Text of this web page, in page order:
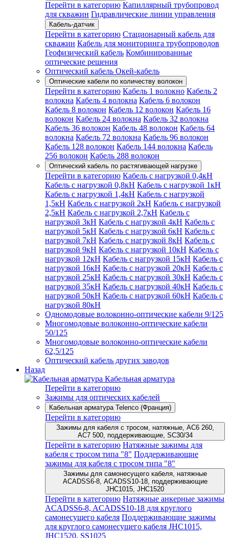
Перейти в категорию Капиллярный трубопровод
для скважин Гидравлические линии управления
Кабель-датчик
Перейти в категорию Стационарный кабель для
скважин Кабель для мониторинга трубопроводов
Геофизический кабель Комбинированные
оптические решения
Оптический кабель Окей-кабель
Оптические кабели по количеству волокон
Перейти в категорию Кабель 1 волокно Кабель 2
волокна Кабель 4 волокна Кабель 6 волокон
Кабель 8 волокон Кабель 12 волокон Кабель 16
волокон Кабель 24 волокна Кабель 32 волокна
Кабель 36 волокон Кабель 48 волокон Кабель 64
волокна Кабель 72 волокна Кабель 96 волокон
Кабель 128 волокон Кабель 144 волокна Кабель
256 волокон Кабель 288 волокон
Оптический кабель по растягивающей нагрузке
Перейти в категорию Кабель с нагрузкой 0,4кН
Кабель с нагрузкой 0,8кН Кабель с нагрузкой 1кН
Кабель с нагрузкой 1,4кН Кабель с нагрузкой
1,5кН Кабель с нагрузкой 2кН Кабель с нагрузкой
2,5кН Кабель с нагрузкой 2,7кН Кабель с
нагрузкой 3кН Кабель с нагрузкой 4кН Кабель с
нагрузкой 5кН Кабель с нагрузкой 6кН Кабель с
нагрузкой 7кН Кабель с нагрузкой 8кН Кабель с
нагрузкой 9кН Кабель с нагрузкой 10кН Кабель с
нагрузкой 12кН Кабель с нагрузкой 15кН Кабель с
нагрузкой 16кН Кабель с нагрузкой 20кН Кабель с
нагрузкой 25кН Кабель с нагрузкой 30кН Кабель с
нагрузкой 35кН Кабель с нагрузкой 40кН Кабель с
нагрузкой 50кН Кабель с нагрузкой 60кН Кабель с
нагрузкой 80кН
Одномодовые волоконно-оптические кабели 9/125
Многомодовые волоконно-оптические кабели
50/125
Многомодовые волоконно-оптические кабели
62,5/125
Оптический кабель других заводов
Назад
Кабельная арматура
Перейти в категорию
Зажимы для оптических кабелей
Кабельная арматура Telenco (Франция)
Перейти в категорию
Зажимы для кабеля с тросом, натяжные, AC6 260,
AC7 500, поддерживающие, SC30/34
Перейти в категорию Натяжные зажимы для
кабеля с тросом типа "8" Поддерживающие
зажимы для кабеля с тросом типа "8"
Зажимы для самонесущего кабеля, натяжные
ACADSS6-8, ACADSS10-18, поддерживающие
JHC1015, JHC1520
Перейти в категорию Натяжные анкерные зажимы
ACADSS6-8, ACADSS10-18 для круглого
самонесущего кабеля Поддерживающие зажимы
для круглого самонесущего кабеля JHC1015,
JHC1520, SS1025